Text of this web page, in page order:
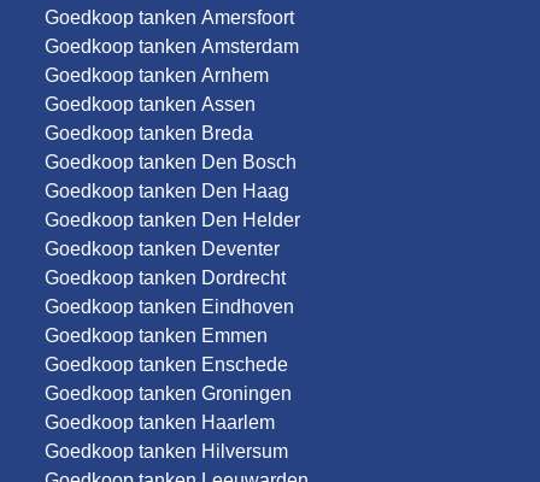
Goedkoop tanken Amersfoort
Goedkoop tanken Amsterdam
Goedkoop tanken Arnhem
Goedkoop tanken Assen
Goedkoop tanken Breda
Goedkoop tanken Den Bosch
Goedkoop tanken Den Haag
Goedkoop tanken Den Helder
Goedkoop tanken Deventer
Goedkoop tanken Dordrecht
Goedkoop tanken Eindhoven
Goedkoop tanken Emmen
Goedkoop tanken Enschede
Goedkoop tanken Groningen
Goedkoop tanken Haarlem
Goedkoop tanken Hilversum